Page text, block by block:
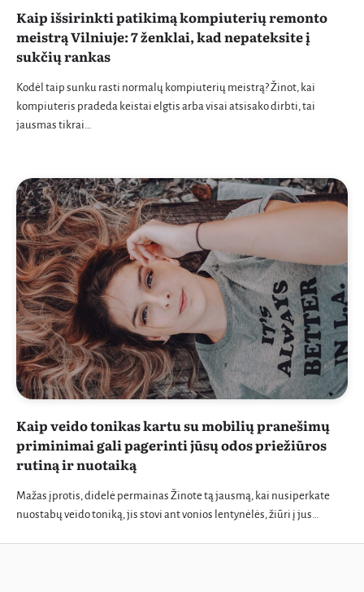
Kaip išsirinkti patikimą kompiuterių remonto
meistrą Vilniuje: 7 ženklai, kad nepateksite į
sukčių rankas
Kodėl taip sunku rasti normalų kompiuterių meistrą? Žinot, kai
kompiuteris pradeda keistai elgtis arba visai atsisako dirbti, tai
jausmas tikrai…
Kaip veido tonikas kartu su mobilių pranešimų
priminimai gali pagerinti jūsų odos priežiūros
rutiną ir nuotaiką
Mažas įprotis, didelė permainas Žinote tą jausmą, kai nusiperkate
nuostabų veido toniką, jis stovi ant vonios lentynėlės, žiūri į jus…